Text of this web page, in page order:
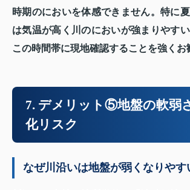
時期のにおいを体感できません。特に
は気温が高く川のにおいが強まりやすい
この時間帯に現地確認することを強くお
7. デメリット⑤地盤の軟弱
化リスク
なぜ川沿いは地盤が弱くなりやす